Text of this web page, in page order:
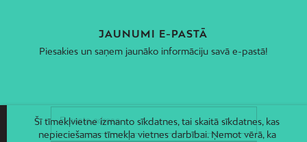
JAUNUMI E-PASTĀ
Piesakies un saņem jaunāko informāciju savā e-pastā!
Šī tīmekļvietne izmanto sīkdatnes, tai skaitā sīkdatnes, kas
nepieciešamas tīmekļa vietnes darbībai. Ņemot vērā, ka